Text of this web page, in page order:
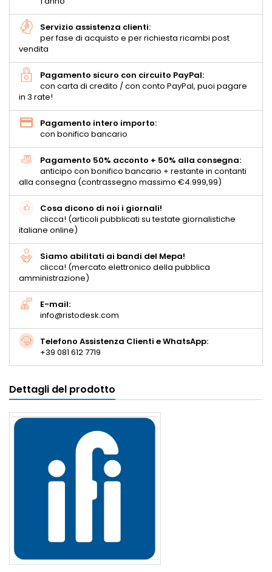
Servizio assistenza clienti:
per fase di acquisto e per richiesta ricambi post
vendita
Pagamento sicuro con circuito PayPal:
con carta di credito / con conto PayPal, puoi pagare
in 3 rate!
Pagamento intero importo:
con bonifico bancario
Pagamento 50% acconto + 50% alla consegna:
anticipo con bonifico bancario + restante in contanti
alla consegna (contrassegno massimo €4.999,99)
Cosa dicono di noi i giornali!
clicca! (articoli pubblicati su testate giornalistiche
italiane online)
Siamo abilitati ai bandi del Mepa!
clicca! (mercato elettronico della pubblica
amministrazione)
E-mail:
info@ristodesk.com
Telefono Assistenza Clienti e WhatsApp:
+39 081 612 7719
Dettagli del prodotto